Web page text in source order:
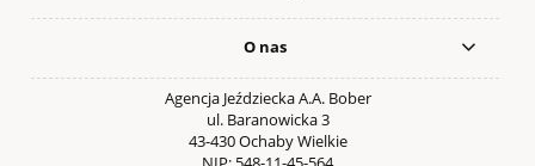
O nas
Agencja Jeździecka A.A. Bober
ul. Baranowicka 3
43-430 Ochaby Wielkie